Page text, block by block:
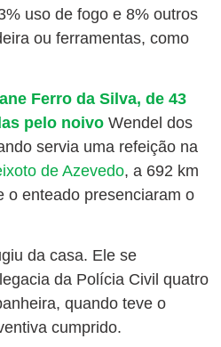
uso de fogo e 8% outros
ou ferramentas, como
Ferro da Silva, de 43
pelo noivo Wendel dos
servia uma refeição na
de Azevedo, a 692 km
o enteado presenciaram o
da casa. Ele se
da Polícia Civil quatro
quando teve o
cumprido.